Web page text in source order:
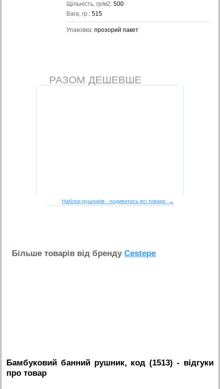
Щільність, гр/м2: 500
Вага, гр.: 515
Упаковка: прозорий пакет
РАЗОМ ДЕШЕВШЕ
Набори рушників - подивитись всі товари →
Бiльше товарiв вiд брендуCestepe
Бамбуковий банний рушник, код (1513) - вiдгуки
про товар